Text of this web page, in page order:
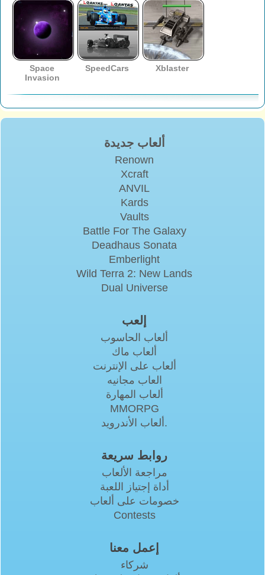
Space
Invasion
SpeedCars Xblaster
ألعاب جديدة
Renown
Xcraft
ANVIL
Kards
Vaults
Battle For The Galaxy
Deadhaus Sonata
Emberlight
Wild Terra 2: New Lands
Dual Universe
إلعب
ألعاب الحاسوب
ألعاب ماك
ألعاب على الإنترنت
العاب مجانيه
ألعاب المهارة
MMORPG
ألعاب الأندرويد.
روابط سريعة
مراجعة الألعاب
أداة إجتياز اللعبة
خصومات على ألعاب
Contests
إعمل معنا
شركاء